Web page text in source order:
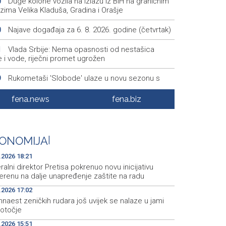
Velika Kladuša, Gradina i Orašje
Najave događaja za 6. 8. 2026. godine (četvrtak)
Vlada Srbije: Nema opasnosti od nestašica
i vode, riječni promet ugrožen
Rukometaši 'Slobode' ulaze u novu sezonu s
povratka u Premijer ligu
Ministarstvo za odgoj i obrazovanje KS razvilo
Announcement of events for Thursday, 6 August
fena.news fena.biz
18:21
direktor Pretisa pokrenuo novu inicijativu
na dalje unapređenje zaštite na radu
17:02
zeničkih rudara još uvijek se nalaze u jami
15:51